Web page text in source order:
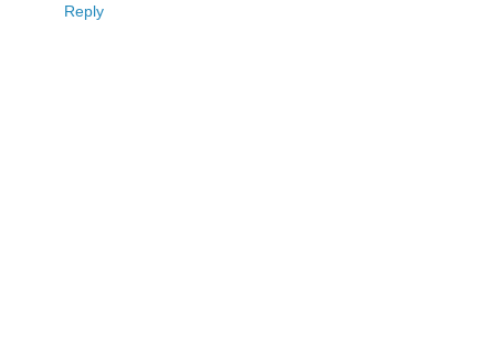
Reply